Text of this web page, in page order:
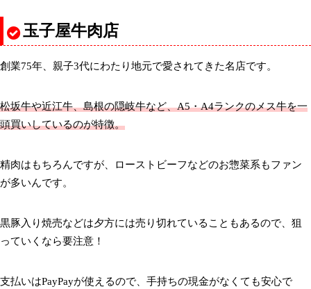
玉子屋牛肉店
創業75年、親子3代にわたり地元で愛されてきた名店です。
松坂牛や近江牛、島根の隠岐牛など、A5・A4ランクのメス牛を一
頭買いしているのが特徴。
精肉はもちろんですが、ローストビーフなどのお惣菜系もファン
が多いんです。
黒豚入り焼売などは夕方には売り切れていることもあるので、狙
っていくなら要注意！
支払いはPayPayが使えるので、手持ちの現金がなくても安心で